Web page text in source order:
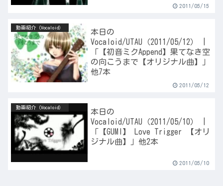
2011/05/15
動画紹介（Vocaloid）
本日の
Vocaloid/UTAU（2011/05/12） |
「【初音ミクAppend】果てなき空
の向こうまで【オリジナル曲】」
他7本
2011/05/12
動画紹介（Vocaloid）
本日の
Vocaloid/UTAU（2011/05/10） |
「【GUMI】 Love Trigger 【オリ
ジナル曲】」他2本
2011/05/10